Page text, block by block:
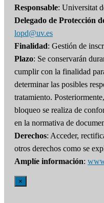
Responsable: Universitat
Delegado de Protección
lopd@uv.es
Finalidad: Gestión de
Plazo: Se conservarán
cumplir con la finalidad
determinar las posibles
tratamiento.
bloqueo se realiza de
en la normativa de
Derechos: Acceder,
otros derechos como se
Amplíe información:
×